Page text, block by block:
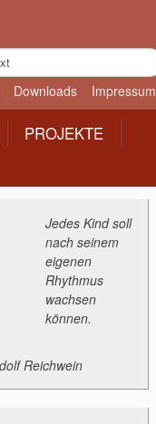
Downloads Impressum
PROJEKTE
Jedes Kind soll
nach seinem
eigenen
Rhythmus
wachsen
können.
Reichwein